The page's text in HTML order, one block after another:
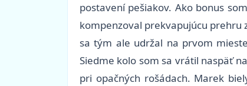
postavení pešiakov. Ako bonus
kompenzoval prekvapujúcu prehru
sa tým ale udržal na prvom
Siedme kolo som sa vrátil naspäť
pri opačných rošádach. Marek